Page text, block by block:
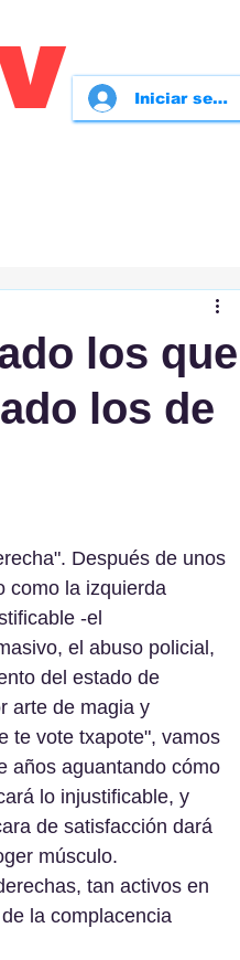
Iniciar sesión
los que
los de
Después de unos
como la izquierda
-el
el abuso policial,
del estado de
arte de magia y
te vote txapote", vamos
años aguantando cómo
lo injustificable, y
de satisfacción dará
músculo.
tan activos en
la complacencia